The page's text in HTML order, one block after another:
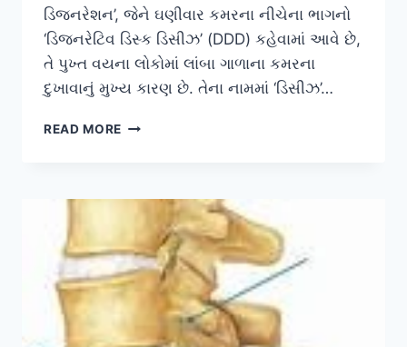
ડિજનરેશન’, જેને ઘણીવાર કમરના નીચેના ભાગનો
‘ડિજનરેટિવ ડિસ્ક ડિસીઝ’ (DDD) કહેવામાં આવે છે,
તે પુખ્ત વયના લોકોમાં લાંબા ગાળાના કમરના
દુખાવાનું મુખ્ય કારણ છે. તેના નામમાં ‘ડિસીઝ’…
READ MORE લમ્બર
મણકાનો
અને
સારવાર